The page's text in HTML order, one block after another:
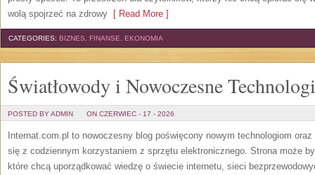
wolą spojrzeć na zdrowy [ Read More ]
CATEGORIES: BIZNES, FINANSE, EKONOMIA
Światłowody i Nowoczesne
POSTED BY ADMIN ON CZERWIEC - 17 - 2026
Internat.com.pl to nowoczesny blog poświęcony nowym technologiom
się z codziennym korzystaniem z sprzętu elektronicznego. Strona może
które chcą uporządkować wiedzę o świecie internetu, sieci